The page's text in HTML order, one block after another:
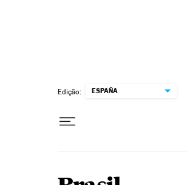
Edição: ESPAÑA